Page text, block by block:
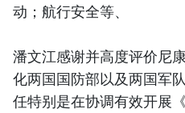
动；航行安全等、
潘文江感谢并高度评价尼
化两国国防部以及两国军
任特别是在协调有效开展